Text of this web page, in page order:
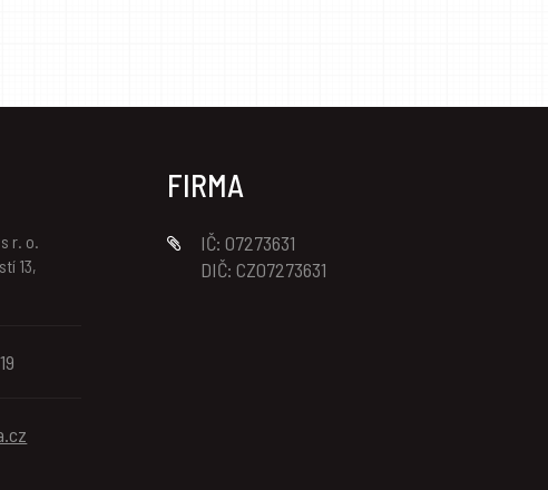
r. o.
13,
FIRMA
IČ: 07273631
DIČ: CZ07273631